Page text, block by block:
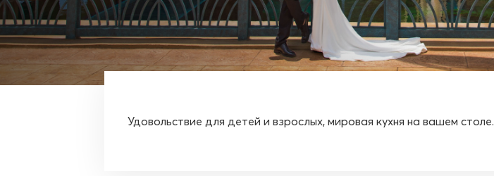
Удовольствие для детей и взрослых, мировая кухня на вашем столе.